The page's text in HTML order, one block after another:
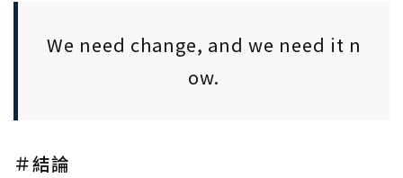
We need change, and we need it n
ow.
＃結論